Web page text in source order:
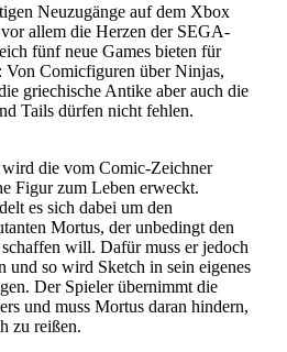
Neuzugänge auf dem Xbox
allem die Herzen der SEGA-
fünf neue Games bieten für
Von Comicfiguren über Ninjas,
griechische Antike aber auch die
Tails dürfen nicht fehlen.
die vom Comic-Zeichner
Figur zum Leben erweckt.
es sich dabei um den
Mortus, der unbedingt den
will. Dafür muss er jedoch
und so wird Sketch in sein eigenes
Der Spieler übernimmt die
und muss Mortus daran hindern,
zu reißen.